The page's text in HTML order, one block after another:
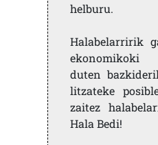
helburu.
Halabelarririk
ekonomikoki
duten
litzateke
zaitez
Hala Bedi!